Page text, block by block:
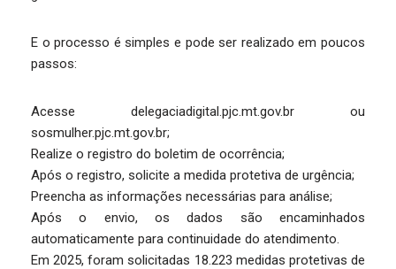
E o processo é simples e pode ser realizado em poucos
passos:
Acesse delegaciadigital.pjc.mt.gov.br ou
sosmulher.pjc.mt.gov.br;
Realize o registro do boletim de ocorrência;
Após o registro, solicite a medida protetiva de urgência;
Preencha as informações necessárias para análise;
Após o envio, os dados são encaminhados
automaticamente para continuidade do atendimento.
Em 2025, foram solicitadas 18.223 medidas protetivas de